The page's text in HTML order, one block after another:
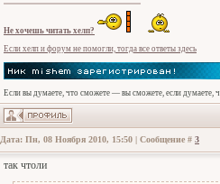
Не хочешь читать хелп?
Если хелп и форум не помогли, тогда все ответы здесь
Если вы думаете, что сможете — вы сможете, если думаете,
Дата: Пн, 08 Ноября 2010, 15:50 | Сообщение # 3
так чтоли